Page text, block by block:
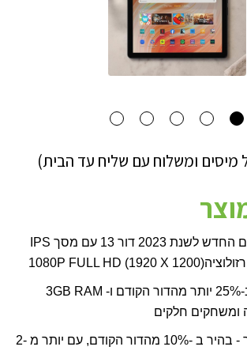
מיסים ומשלוח עם שליח עד הבית)
2023 דור 13 עם מסך
IPS
1080P FULL HD (1920 X 1200)
ו-
3GB RAM
ומשחקים חלקים
תצוגה בהירה יותר - בהיר ב -10% מהדור הקודם, עם יותר מ -2